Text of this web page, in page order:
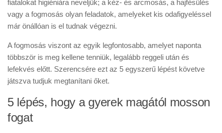
fiatalokat higiéniára neveljük; a kéz- és arcmosás, a hajfésülés
vagy a fogmosás olyan feladatok, amelyeket kis odafigyeléssel
már önállóan is el tudnak végezni.
A fogmosás viszont az egyik legfontosabb, amelyet naponta
többször is meg kellene tenniük, legalább reggeli után és
lefekvés előtt. Szerencsére ezt az 5 egyszerű lépést követve
játszva tudjuk megtanítani őket.
5 lépés, hogy a gyerek magától mosson
fogat